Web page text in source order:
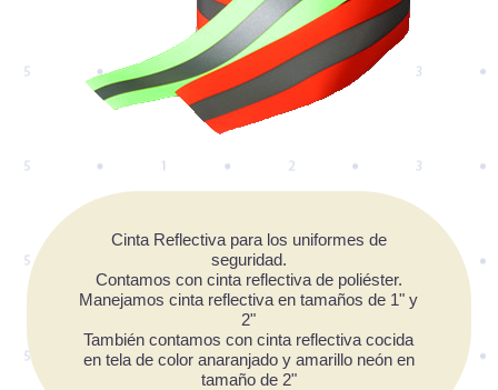
Cinta Reflectiva para los uniformes de
seguridad.
Contamos con cinta reflectiva de poliéster.
Manejamos cinta reflectiva en tamaños de 1" y
2"
También contamos con cinta reflectiva cocida
en tela de color anaranjado y amarillo neón en
tamaño de 2"